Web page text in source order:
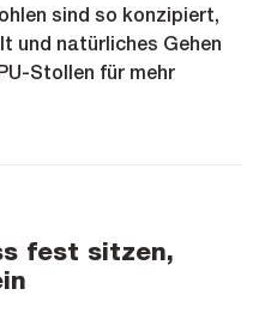
sind so konzipiert,
und natürliches Gehen
Stollen für mehr
fest sitzen,